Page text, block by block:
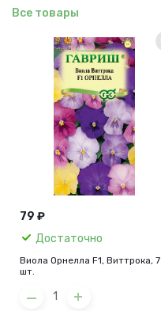
Все товары
79 ₽
Достаточно
Виола Орнелла F1, Виттрока, 7
шт.